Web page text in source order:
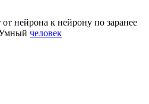
нейрона к нейрону по заранее
человек